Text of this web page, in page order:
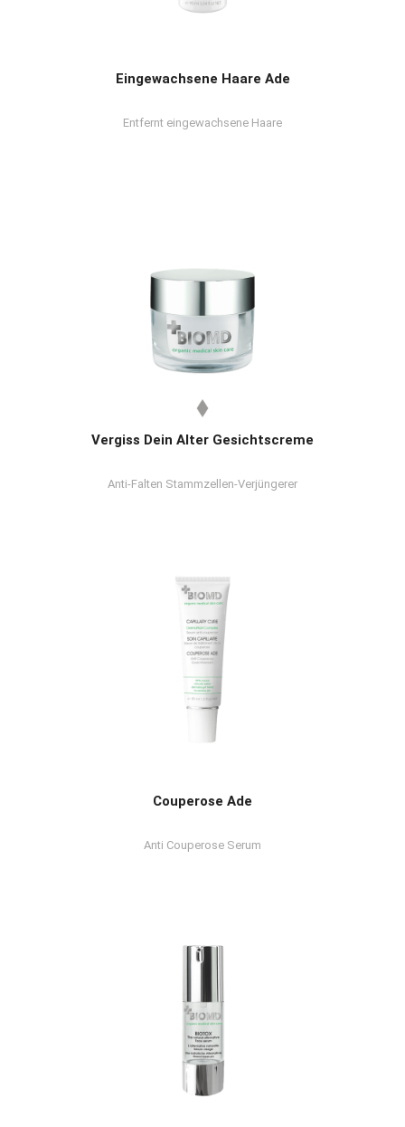
Eingewachsene Haare Ade
Entfernt eingewachsene Haare
Vergiss Dein Alter Gesichtscreme
Anti-Falten Stammzellen-Verjüngerer
Couperose Ade
Anti Couperose Serum